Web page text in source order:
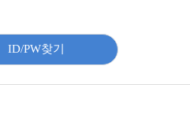
ID/PW찾기